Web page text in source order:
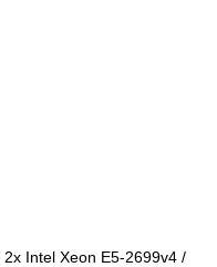
Intel Xeon E5-2699v4 /